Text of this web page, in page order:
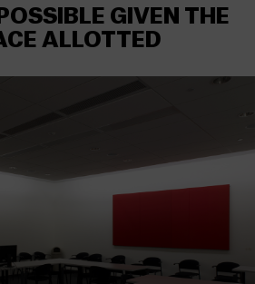
GIVEN THE
ALLOTTED